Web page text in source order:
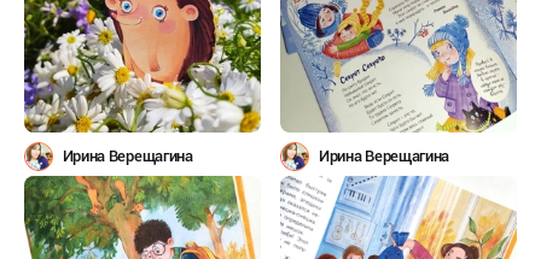
Ирина Верещагина Ирина Верещагина